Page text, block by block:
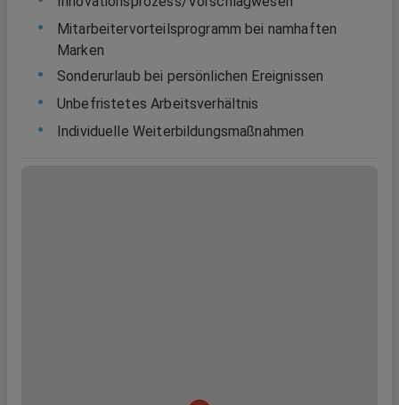
Mitarbeitervorteilsprogramm bei namhaften
Marken
Sonderurlaub bei persönlichen Ereignissen
Unbefristetes Arbeitsverhältnis
Individuelle Weiterbildungsmaßnahmen